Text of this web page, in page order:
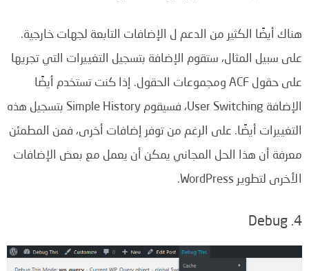
هناك أيضًا الكثير من الدعم ل الإضافات التابعة لجهات خارجية.
على سبيل المثال، ستقوم الإضافة بتسجيل التغييرات التي تجريها
على حقول ACF ومجموعات الحقول. إذا كنت تستخدم أيضًا
الإضافة User Switching، فسيقوم Simple History بتسجيل هذه
التغييرات أيضًا. على الرغم من توفر إضافات أخرى، فمن المطمئن
معرفة أن هذا الحل المجاني يمكن أن يعمل مع بعض الإضافات
الأخرى لتطوير WordPress.
4. Debug